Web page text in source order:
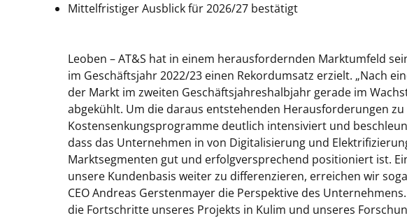
Mittelfristiger Ausblick für 2026/27 bestätigt
Leoben –AT&S hat in einem herausfordernden Marktumfeld
im Geschäftsjahr 2022/23 einen Rekordumsatz erzielt. „Nach
der Markt im zweiten Geschäftsjahreshalbjahr gerade im
abgekühlt. Um die daraus entstehenden Herausforderungen
Kostensenkungsprogramme deutlich intensiviert und
dass das Unternehmen in von Digitalisierung und
Marktsegmenten gut und erfolgversprechend positioniert ist.
unsere Kundenbasis weiter zu differenzieren, erreichen wir
CEO Andreas Gerstenmayer die Perspektive des
die Fortschritte unseres Projekts in Kulim und unseres